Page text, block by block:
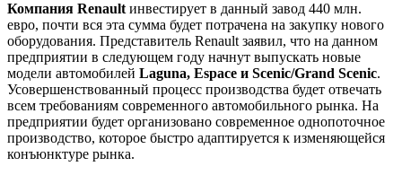
Компания Renault инвестирует в данный завод 440 млн.
евро, почти вся эта сумма будет потрачена на закупку нового
оборудования. Представитель Renault заявил, что на данном
предприятии в следующем году начнут выпускать новые
модели автомобилей Laguna, Espace и Scenic/Grand Scenic.
Усовершенствованный процесс производства будет отвечать
всем требованиям современного автомобильного рынка. На
предприятии будет организовано современное однопоточное
производство, которое быстро адаптируется к изменяющейся
конъюнктуре рынка.